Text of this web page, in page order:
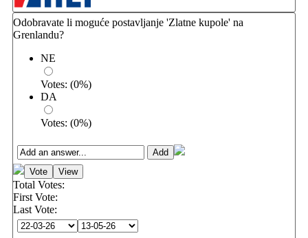
Odobravate li moguće postavljanje 'Zlatne kupole' na
Grenlandu?
NE
Votes: (0%)
DA
Votes: (0%)
Total Votes:
First Vote:
Last Vote: